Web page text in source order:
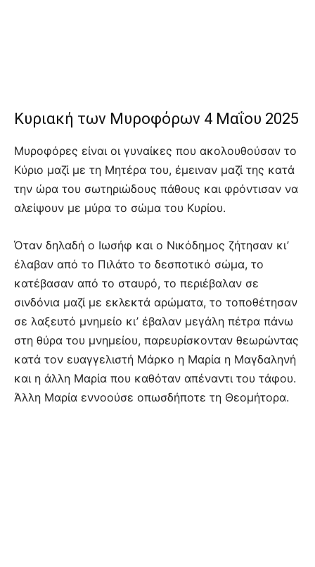
Κυριακή των Μυροφόρων 4 Μαΐου 2025
Μυροφόρες είναι οι γυναίκες που ακολουθούσαν το
Κύριο μαζί με τη Μητέρα του, έμειναν μαζί της κατά
την ώρα του σωτηριώδους πάθους και φρόντισαν να
αλείψουν με μύρα το σώμα του Κυρίου.
Όταν δηλαδή ο Ιωσήφ και ο Νικόδημος ζήτησαν κι’
έλαβαν από το Πιλάτο το δεσποτικό σώμα, το
κατέβασαν από το σταυρό, το περιέβαλαν σε
σινδόνια μαζί με εκλεκτά αρώματα, το τοποθέτησαν
σε λαξευτό μνημείο κι’ έβαλαν μεγάλη πέτρα πάνω
στη θύρα του μνημείου, παρευρίσκονταν θεωρώντας
κατά τον ευαγγελιστή Μάρκο η Μαρία η Μαγδαληνή
και η άλλη Μαρία που καθόταν απέναντι του τάφου.
Άλλη Μαρία εννοούσε οπωσδήποτε τη Θεομήτορα.